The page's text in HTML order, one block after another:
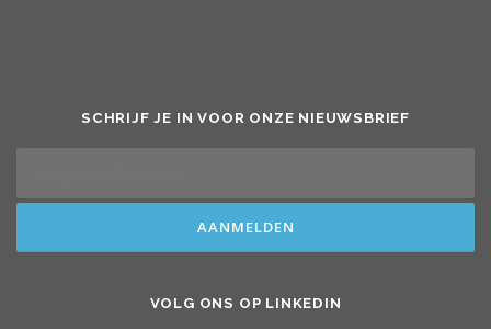
SCHRIJF JE IN VOOR ONZE NIEUWSBRIEF
VOLG ONS OP LINKEDIN